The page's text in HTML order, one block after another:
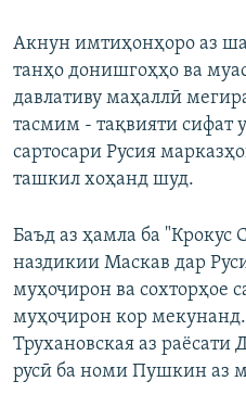
Акнун имтиҳонҳоро аз
танҳо донишгоҳҳо ва
давлативу маҳаллӣ
тасмим - тақвияти сифат
сартосари Русия
ташкил хоҳанд шуд.
Баъд аз ҳамла ба "Крокус
наздикии Маскав дар
муҳоҷирон ва сохторҳое
муҳоҷирон кор
Трухановская аз
русӣ ба номи Пушкин аз